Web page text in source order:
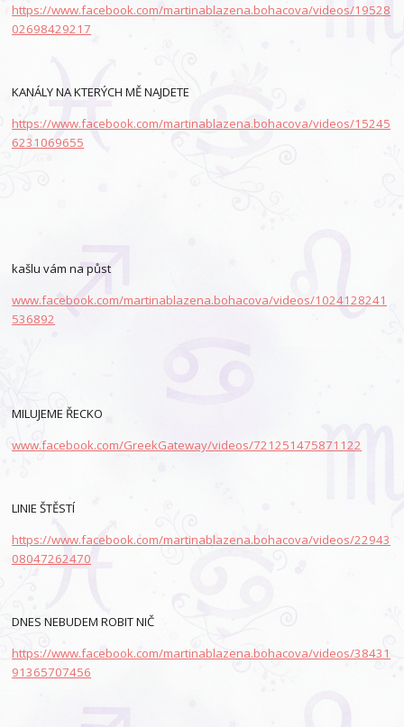
https://www.facebook.com/martinablazena.bohacova/videos/19528
02698429217
KANÁLY NA KTERÝCH MĚ NAJDETE
https://www.facebook.com/martinablazena.bohacova/videos/15245
6231069655
kašlu vám na půst
www.facebook.com/martinablazena.bohacova/videos/1024128241
536892
MILUJEME ŘECKO
www.facebook.com/GreekGateway/videos/721251475871122
LINIE ŠTĚSTÍ
https://www.facebook.com/martinablazena.bohacova/videos/22943
08047262470
DNES NEBUDEM ROBIT NIČ
https://www.facebook.com/martinablazena.bohacova/videos/38431
91365707456